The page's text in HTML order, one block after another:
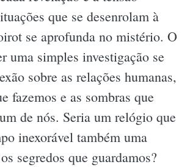
que se desenrolam à
se aprofunda no mistério. O
uma simples investigação se
sobre as relações humanas,
fazemos e as sombras que
de nós. Seria um relógio que
inexorável também uma
segredos que guardamos?